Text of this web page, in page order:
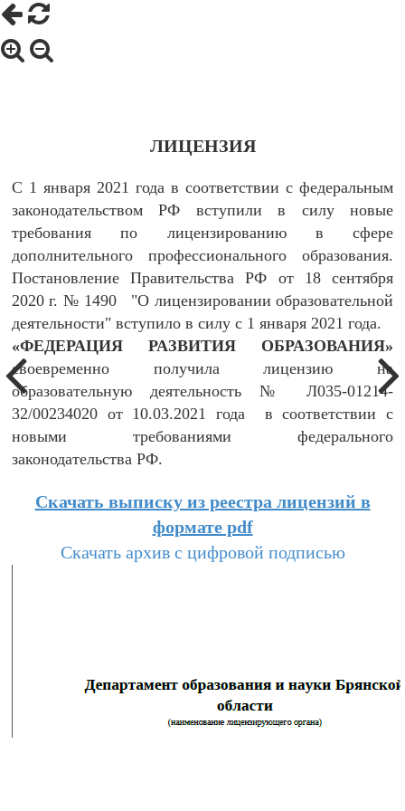
ЛИЦЕНЗИЯ
С 1 января 2021 года в соответствии с федеральным
законодательством РФ вступили в силу новые
требования по лицензированию в сфере
дополнительного профессионального образования.
Постановление Правительства РФ от 18 сентября
2020 г. № 1490 "О лицензировании образовательной
деятельности" вступило в силу с 1 января 2021 года.
«ФЕДЕРАЦИЯ РАЗВИТИЯ ОБРАЗОВАНИЯ»
своевременно получила лицензию на
образовательную деятельность № Л035-01214-
32/00234020 от 10.03.2021 года в соответствии с
новыми требованиями федерального
законодательства РФ.
Скачать выписку из реестра лицензий в
формате pdf
Скачать архив с цифровой подписью